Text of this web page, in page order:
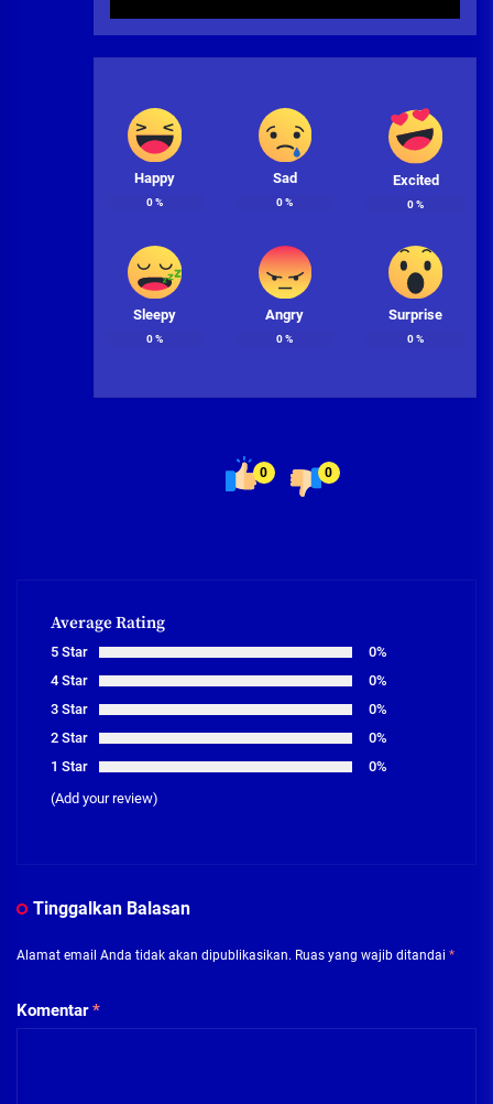
Happy
0%
Sad
0%
Excited
0%
Sleepy
0%
Angry
0%
Surprise
0%
0 0
Average Rating
5 Star
0%
4 Star
0%
3 Star
0%
2 Star
0%
1 Star
0%
(Add your review)
Tinggalkan Balasan
Alamat email Anda tidak akan dipublikasikan. Ruas yang wajib ditandai *
Komentar*